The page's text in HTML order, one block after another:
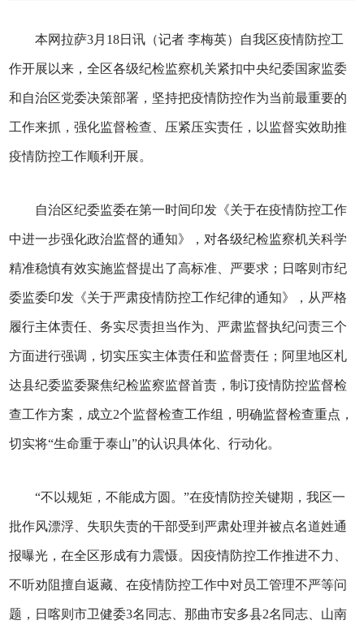
本网拉萨3月18日讯（记者 李梅英）自我区疫情防控工
作开展以来，全区各级纪检监察机关紧扣中央纪委国家监委
和自治区党委决策部署，坚持把疫情防控作为当前最重要的
工作来抓，强化监督检查、压紧压实责任，以监督实效助推
疫情防控工作顺利开展。
自治区纪委监委在第一时间印发《关于在疫情防控工作
中进一步强化政治监督的通知》，对各级纪检监察机关科学
精准稳慎有效实施监督提出了高标准、严要求；日喀则市纪
委监委印发《关于严肃疫情防控工作纪律的通知》，从严格
履行主体责任、务实尽责担当作为、严肃监督执纪问责三个
方面进行强调，切实压实主体责任和监督责任；阿里地区札
达县纪委监委聚焦纪检监察监督首责，制订疫情防控监督检
查工作方案，成立2个监督检查工作组，明确监督检查重点，
切实将“生命重于泰山”的认识具体化、行动化。
“不以规矩，不能成方圆。”在疫情防控关键期，我区一
批作风漂浮、失职失责的干部受到严肃处理并被点名道姓通
报曝光，在全区形成有力震慑。因疫情防控工作推进不力、
不听劝阻擅自返藏、在疫情防控工作中对员工管理不严等问
题，日喀则市卫健委3名同志、那曲市安多县2名同志、山南